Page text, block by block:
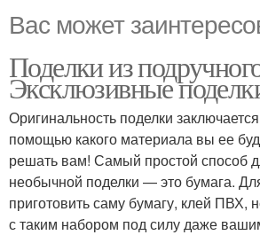
Вас может
Поделки из
Эксклюзивные
Оригинальность поделки
помощью какого материала вы ее
решать вам! Самый простой способ
необычной поделки — это бумага.
приготовить саму бумагу, клей ПВХ,
с таким набором под силу даже